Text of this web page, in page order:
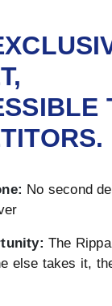
No second
The
else takes it,